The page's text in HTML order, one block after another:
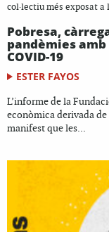
col·lectiu més exposat a
Pobresa,
pandèmies
COVID-19
ESTER FAYOS
L’informe de la
econòmica derivada
manifest que les...